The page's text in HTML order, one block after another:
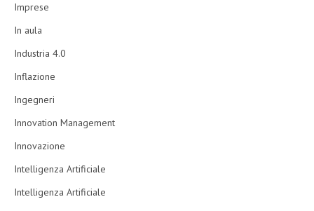
Imprese
In aula
Industria 4.0
Inflazione
Ingegneri
Innovation Management
Innovazione
Intelligenza Artificiale
Intelligenza Artificiale